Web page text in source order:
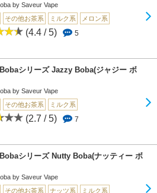
by Saveur Vape
その他お茶系 ミルク系 メロン系
(4.4 / 5) 5
シリーズ Jazzy Boba(ジャジー ボ
by Saveur Vape
その他お茶系 ミルク系
(2.7 / 5) 7
シリーズ Nutty Boba(ナッティー ボ
by Saveur Vape
その他お茶系 ナッツ系 ミルク系